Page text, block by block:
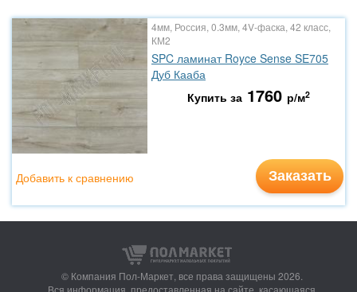
4мм, Россия, 0.3мм, 4V-фаска, 42 класс,
КМ2
SPC ламинат Royce Sense SE705
Дуб Кааба
Купить за 1760 р/м2
Заказать
Добавить к сравнению
© Компания Пол-Маркет, все права защищены 2026.
Вся информация, предоставленная на сайте, касающаяся